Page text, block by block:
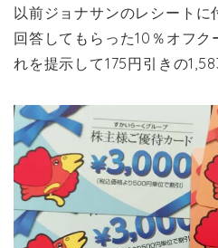
以前ジョナサンのレシートに
回答してもらった10％オフ
れを提示して175円引きの